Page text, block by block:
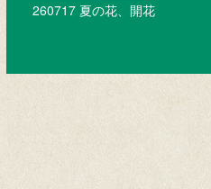
260717 夏の花、開花